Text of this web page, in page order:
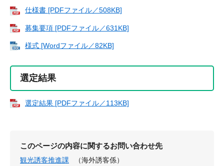
仕様書 [PDFファイル／508KB]
募集要項 [PDFファイル／631KB]
様式 [Wordファイル／82KB]
選定結果
選定結果 [PDFファイル／113KB]
このページの内容に関するお問い合わせ先
観光誘客推進課
（海外誘客係）